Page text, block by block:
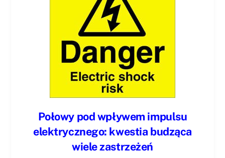
Połowy pod wpływem impulsu
elektrycznego: kwestia budząca
wiele zastrzeżeń